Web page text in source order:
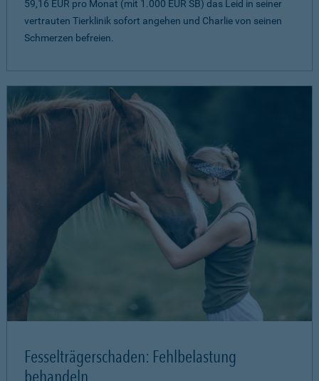
59,16 EUR pro Monat (mit 1.000 EUR SB) das Leid in seiner
vertrauten Tierklinik sofort angehen und Charlie von seinen
Schmerzen befreien.
Fesselträgerschaden: Fehlbelastung
behandeln